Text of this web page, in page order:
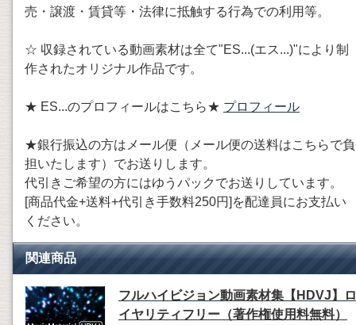
売・譲渡・賃貸等・法律に抵触する行為での利用等。
☆ 収録されている動画素材は全て"ES...(エス...)"により制
作されたオリジナル作品です。
★ ES...のプロフィールはこちら★ プロフィール
★銀行振込の方はメール便（メール便の送料はこちらで負
担いたします）でお送りします。
代引きご希望の方にはゆうパックでお送りしています。
[商品代金+送料+代引き手数料250円]を配達員にお支払い
ください。
関連商品
フルハイビジョン動画素材集【HDVJ】ロ
イヤリティフリー（著作権使用料無料）